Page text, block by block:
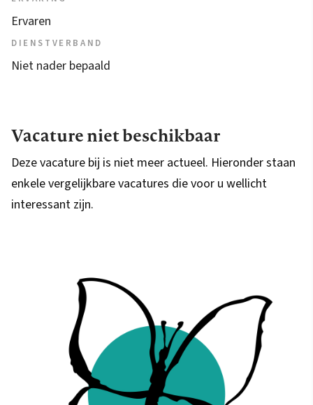
Ervaren
DIENSTVERBAND
Niet nader bepaald
Vacature niet beschikbaar
Deze vacature bij is niet meer actueel. Hieronder staan
enkele vergelijkbare vacatures die voor u wellicht
interessant zijn.